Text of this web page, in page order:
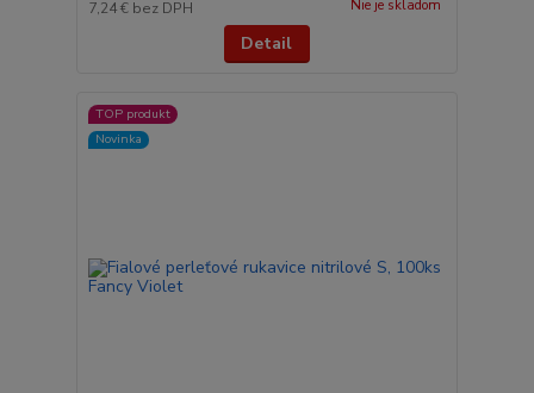
7,24 € bez DPH Nie je skladom
Detail
TOP produkt
Novinka